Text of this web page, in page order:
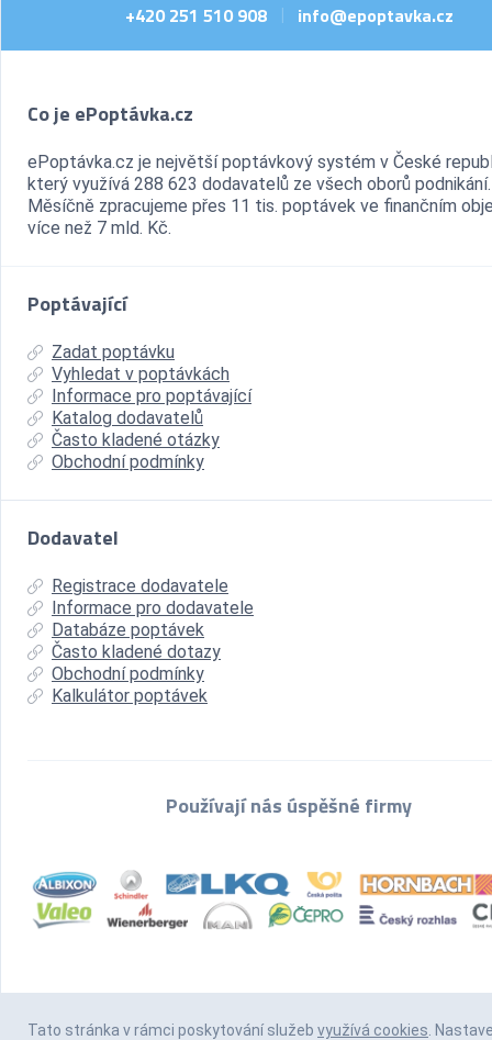
+420 251 510 908 | info@epoptavka.cz
Co je ePoptávka.cz
ePoptávka.cz je největší poptávkový systém v České
který využívá 288 623 dodavatelů ze všech oborů podnikání.
Měsíčně zpracujeme přes 11 tis. poptávek ve finančním
více než 7 mld. Kč.
Poptávající
Zadat poptávku
Vyhledat v poptávkách
Informace pro poptávající
Katalog dodavatelů
Často kladené otázky
Obchodní podmínky
Dodavatel
Registrace dodavatele
Informace pro dodavatele
Databáze poptávek
Často kladené dotazy
Obchodní podmínky
Kalkulátor poptávek
Používají nás úspěšné firmy
Tato stránka v rámci poskytování služeb využívá cookies .